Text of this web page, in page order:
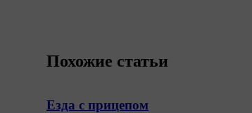
Похожие статьи
Езда с прицепом